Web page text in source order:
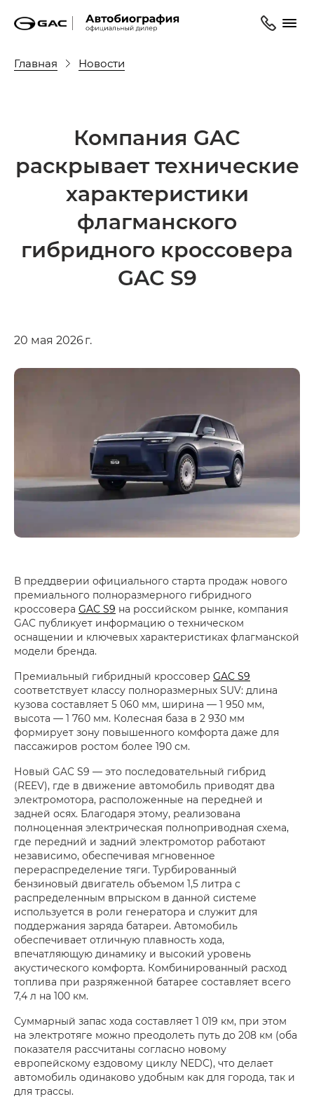
Главная Новости
Компания GAC
раскрывает технические
характеристики
флагманского
гибридного кроссовера
GAC S9
20 мая 2026 г.
В преддверии официального старта продаж нового
премиального полноразмерного гибридного
кроссовера GAC S9 на российском рынке, компания
GAC публикует информацию о техническом
оснащении и ключевых характеристиках флагманской
модели бренда.
Премиальный гибридный кроссовер GAC S9
соответствует классу полноразмерных SUV: длина
кузова составляет 5 060 мм, ширина — 1 950 мм,
высота — 1 760 мм. Колесная база в 2 930 мм
формирует зону повышенного комфорта даже для
пассажиров ростом более 190 см.
Новый GAC S9 — это последовательный гибрид
(REEV), где в движение автомобиль приводят два
электромотора, расположенные на передней и
задней осях. Благодаря этому, реализована
полноценная электрическая полноприводная схема,
где передний и задний электромотор работают
независимо, обеспечивая мгновенное
перераспределение тяги. Турбированный
бензиновый двигатель объемом 1,5 литра с
распределенным впрыском в данной системе
используется в роли генератора и служит для
поддержания заряда батареи. Автомобиль
обеспечивает отличную плавность хода,
впечатляющую динамику и высокий уровень
акустического комфорта. Комбинированный расход
топлива при разряженной батарее составляет всего
7,4 л на 100 км.
Суммарный запас хода составляет 1 019 км, при этом
на электротяге можно преодолеть путь до 208 км (оба
показателя рассчитаны согласно новому
европейскому ездовому циклу NEDC), что делает
автомобиль одинаково удобным как для города, так и
для трассы.